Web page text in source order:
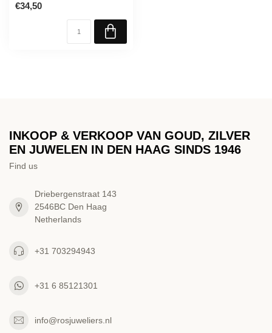
€34,50
INKOOP & VERKOOP VAN GOUD, ZILVER
EN JUWELEN IN DEN HAAG SINDS 1946
Find us
Driebergenstraat 143
2546BC Den Haag
Netherlands
+31 703294943
+31 6 85121301
info@rosjuweliers.nl